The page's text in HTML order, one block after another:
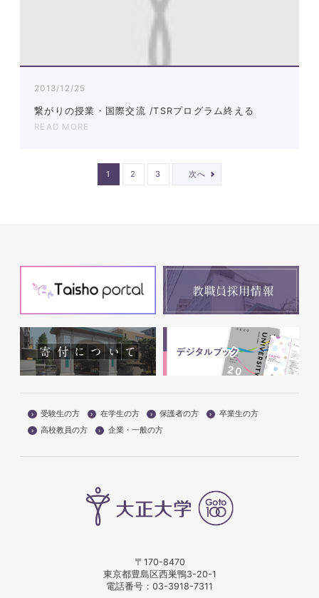
2013/12/25
繋がりの授業・国際交流 /TSRプログラム終える
READ MORE
1 2 3 次へ
受験生の方 在学生の方 保護者の方
卒業生の方
高校教員の方
企業・一般の方
〒170-8470
東京都豊島区西巣鴨3-20-1
電話番号： 03-3918-7311